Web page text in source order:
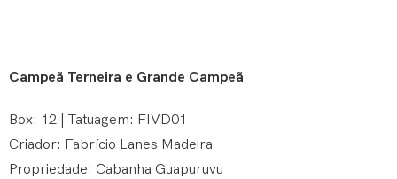
Campeã Terneira e Grande Campeã
Box: 12 | Tatuagem: FIVD01
Criador: Fabrício Lanes Madeira
Propriedade: Cabanha Guapuruvu